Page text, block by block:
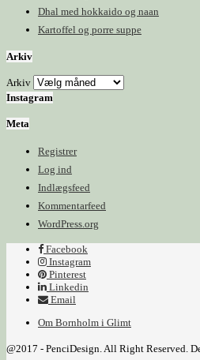
Dhal med hokkaido og naan
Kartoffel og porre suppe
Arkiv
Arkiv
Instagram
Meta
Registrer
Log ind
Indlægsfeed
Kommentarfeed
WordPress.org
Facebook
Instagram
Pinterest
Linkedin
Email
Om Bornholm i Glimt
@2017 - PenciDesign. All Right Reserved.